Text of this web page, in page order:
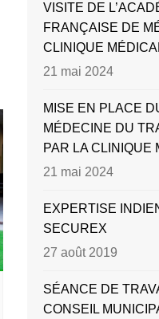
VISITE DE
FRANÇAISE DE
CLINIQUE
21 mai 2024
MISE EN PLACE
MÉDECINE DU
PAR LA CLINIQUE
21 mai 2024
EXPERTISE
SECUREX
27 août 2019
SÉANCE DE
CONSEIL